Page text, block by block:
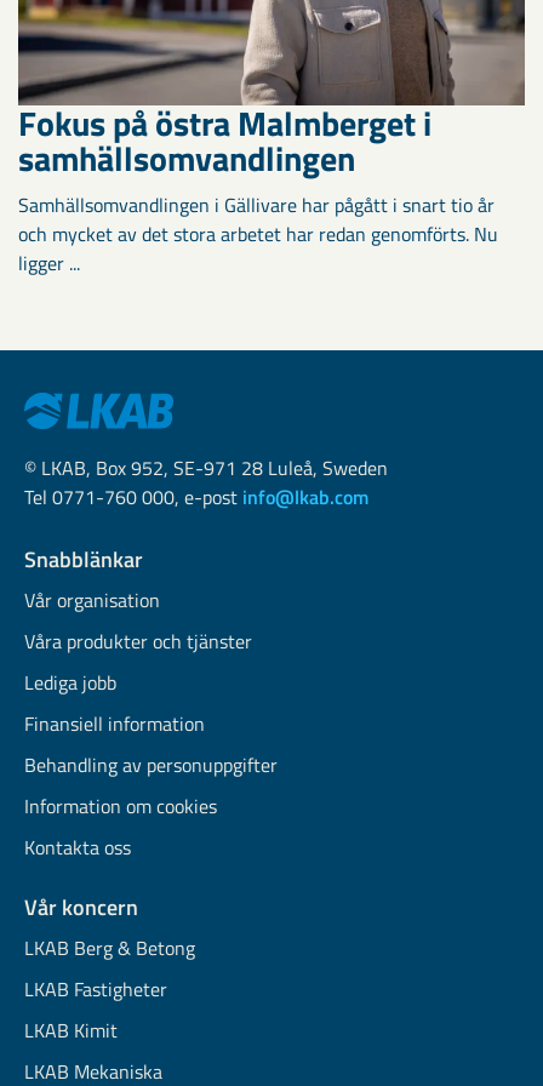
Fokus på östra Malmberget i
samhällsomvandlingen
Samhällsomvandlingen i Gällivare har pågått i snart tio år
och mycket av det stora arbetet har redan genomförts. Nu
ligger ...
© LKAB, Box 952, SE-971 28 Luleå, Sweden
Tel 0771-760 000, e-post info@lkab.com
Snabblänkar
Vår organisation
Våra produkter och tjänster
Lediga jobb
Finansiell information
Behandling av personuppgifter
Information om cookies
Kontakta oss
Vår koncern
LKAB Berg & Betong
LKAB Fastigheter
LKAB Kimit
LKAB Mekaniska